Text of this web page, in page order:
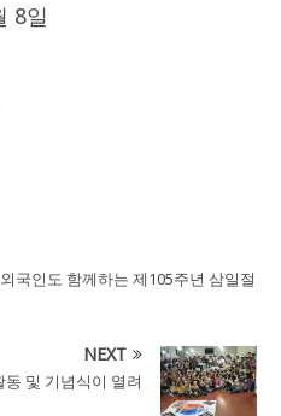
8일
국인도 함께하는 제105주년 삼일절
NEXT
및 기념식이 열려